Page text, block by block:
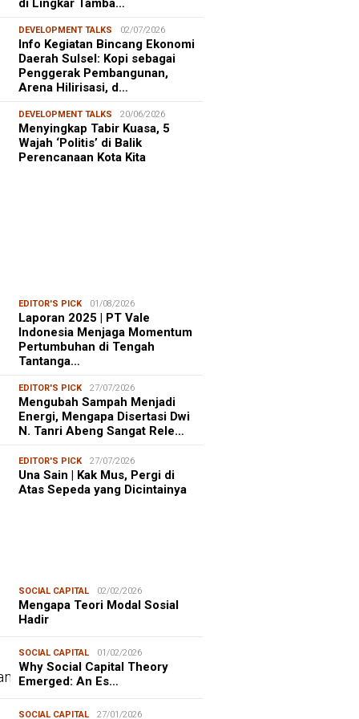
DEVELOPMENT TALKS 02/07/2026
Info Kegiatan Bincang Ekonomi
Daerah Sulsel: Kopi sebagai
Penggerak Pembangunan,
Arena Hilirisasi, d…
DEVELOPMENT TALKS 20/06/2026
Menyingkap Tabir Kuasa, 5
Wajah ‘Politis’ di Balik
Perencanaan Kota Kita
EDITOR'S PICK 01/08/2026
Laporan 2025 | PT Vale
Indonesia Menjaga Momentum
Pertumbuhan di Tengah
Tantanga…
EDITOR'S PICK 27/07/2026
Mengubah Sampah Menjadi
Energi, Mengapa Disertasi Dwi
N. Tanri Abeng Sangat Rele…
EDITOR'S PICK 27/07/2026
Una Sain | Kak Mus, Pergi di
Atas Sepeda yang Dicintainya
SOCIAL CAPITAL 02/02/2026
Mengapa Teori Modal Sosial
Hadir
SOCIAL CAPITAL 01/02/2026
Why Social Capital Theory
Emerged: An Es…
SOCIAL CAPITAL 27/01/2026